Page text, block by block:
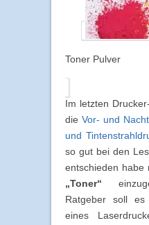
Toner Pulver
Im letzten
die Vor- und
und
so gut bei den
entschieden habe
„Toner“
Ratgeber soll
eines